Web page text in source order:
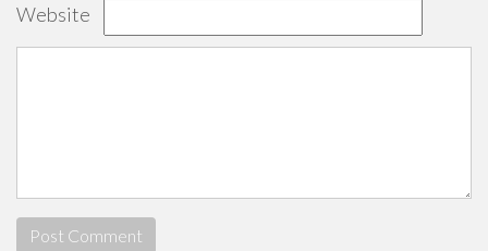
Website